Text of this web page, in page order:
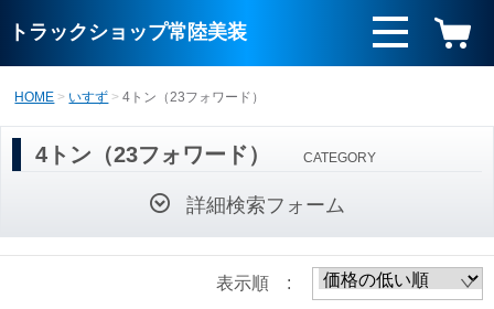
トラックショップ常陸美装
HOME いすず 4トン（23フォワード）
4トン（23フォワード） CATEGORY
詳細検索フォーム
表示順 :